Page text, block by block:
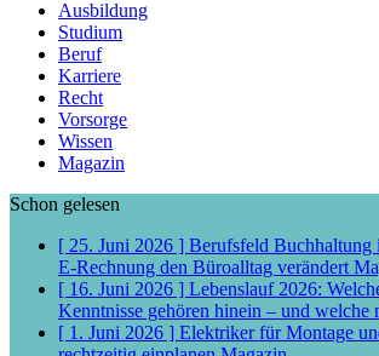
Ausbildung
Studium
Beruf
Karriere
Recht
Vorsorge
Wissen
Magazin
Schon gelesen
[ 25. Juni 2026 ] Berufsfeld Buchhaltung
E-Rechnung den Büroalltag verändert
[ 16. Juni 2026 ] Lebenslauf 2026:
Kenntnisse gehören hinein – und welche
[ 1. Juni 2026 ] Elektriker für Montage